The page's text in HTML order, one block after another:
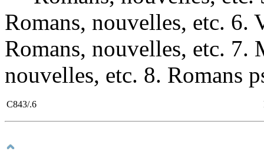
Romans, nouvelles, etc.
Romans, nouvelles, etc.
nouvelles, etc. 8. Romans
C843/.6